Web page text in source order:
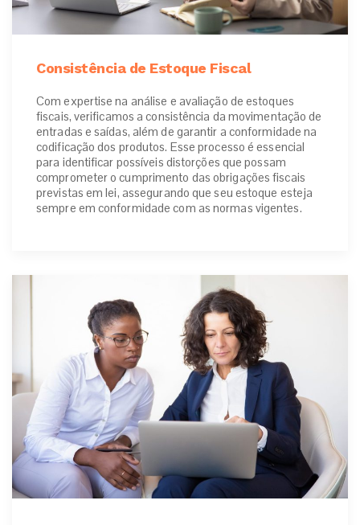
Consistência de Estoque Fiscal
Com expertise na análise e avaliação de estoques
fiscais, verificamos a consistência da movimentação de
entradas e saídas, além de garantir a conformidade na
codificação dos produtos. Esse processo é essencial
para identificar possíveis distorções que possam
comprometer o cumprimento das obrigações fiscais
previstas em lei, assegurando que seu estoque esteja
sempre em conformidade com as normas vigentes.